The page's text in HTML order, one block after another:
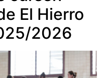
El Hierro
2026